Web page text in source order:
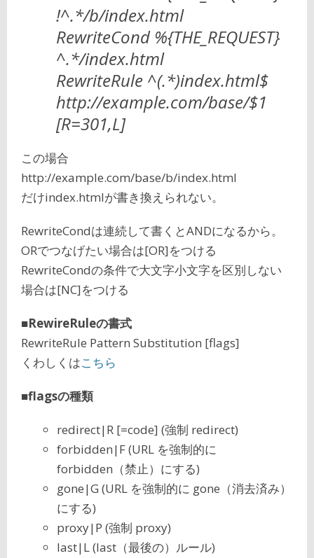
!^.*/b/index.html
RewriteCond %{THE_REQUEST}
^.*/index.html
RewriteRule ^(.*)index.html$
http://example.com/base/$1
[R=301,L]
この場合
http://example.com/base/b/index.html
だけindex.htmlが書き換えられない。
RewriteCondは連続して書くとANDになるから。
ORでつなげたい場合は[OR]をつける
RewriteCondの条件で大文字小文字を区別しない
場合は[NC]をつける
■RewireRuleの書式
RewriteRule Pattern Substitution [flags]
くわしくはこちら
■flagsの種類
redirect|R [=code] (強制 redirect)
forbidden|F (URL を強制的に
forbidden（禁止）にする)
gone|G (URL を強制的に gone（消去済み）
にする)
proxy|P (強制 proxy)
last|L (last（最後の）ルール)